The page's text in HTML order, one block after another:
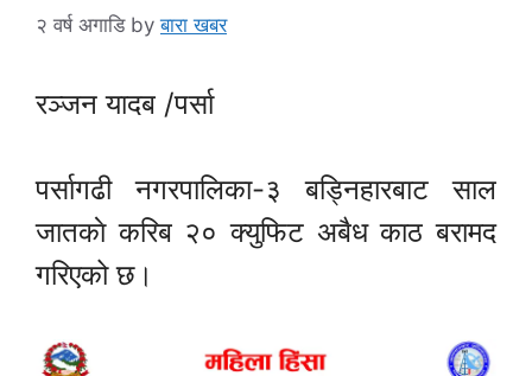
२ वर्ष अगाडि byबारा खबर
रञ्जन यादब /पर्सा
पर्सागढी नगरपालिका-३ बड्निहारबाट साल
जातकाे करिब २० क्युफिट अबैध काठ बरामद
गरिएको छ।